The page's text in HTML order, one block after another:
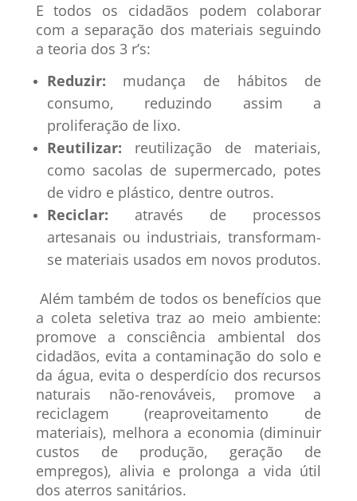
E todos os cidadãos podem colaborar
com a separação dos materiais seguindo
a teoria dos 3 r’s:
Reduzir: mudança de hábitos de
consumo, reduzindo assim a
proliferação de lixo.
Reutilizar: reutilização de materiais,
como sacolas de supermercado, potes
de vidro e plástico, dentre outros.
Reciclar: através de processos
artesanais ou industriais, transformam-
se materiais usados em novos produtos.
Além também de todos os benefícios que
a coleta seletiva traz ao meio ambiente:
promove a consciência ambiental dos
cidadãos, evita a contaminação do solo e
da água, evita o desperdício dos recursos
naturais não-renováveis, promove a
reciclagem (reaproveitamento de
materiais), melhora a economia (diminuir
custos de produção, geração de
empregos), alivia e prolonga a vida útil
dos aterros sanitários.